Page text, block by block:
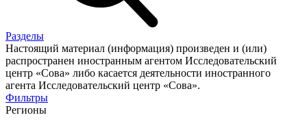
Разделы
Настоящий материал (информация) произведен и (или)
распространен иностранным агентом Исследовательский
центр «Сова» либо касается деятельности иностранного
агента Исследовательский центр «Сова».
Фильтры
Регионы